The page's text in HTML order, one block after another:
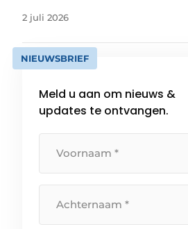
2 juli 2026
NIEUWSBRIEF
Meld u aan om nieuws &
updates te ontvangen.